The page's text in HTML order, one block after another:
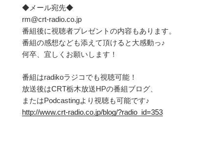
◆メール宛先◆
rm@crt-radio.co.jp
番組後に視聴者プレゼントの内容もあります。
番組の感想なども添えて頂けると大感動っ♪
何卒、宜しくお願いします！
番組はradikoラジコでも視聴可能！
放送後はCRT栃木放送HPの番組ブログ、
またはPodcastingより視聴も可能です♪
http://www.crt-radio.co.jp/blog/?radio_id=353